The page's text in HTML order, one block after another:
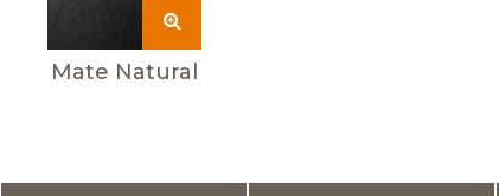
Mate Natural